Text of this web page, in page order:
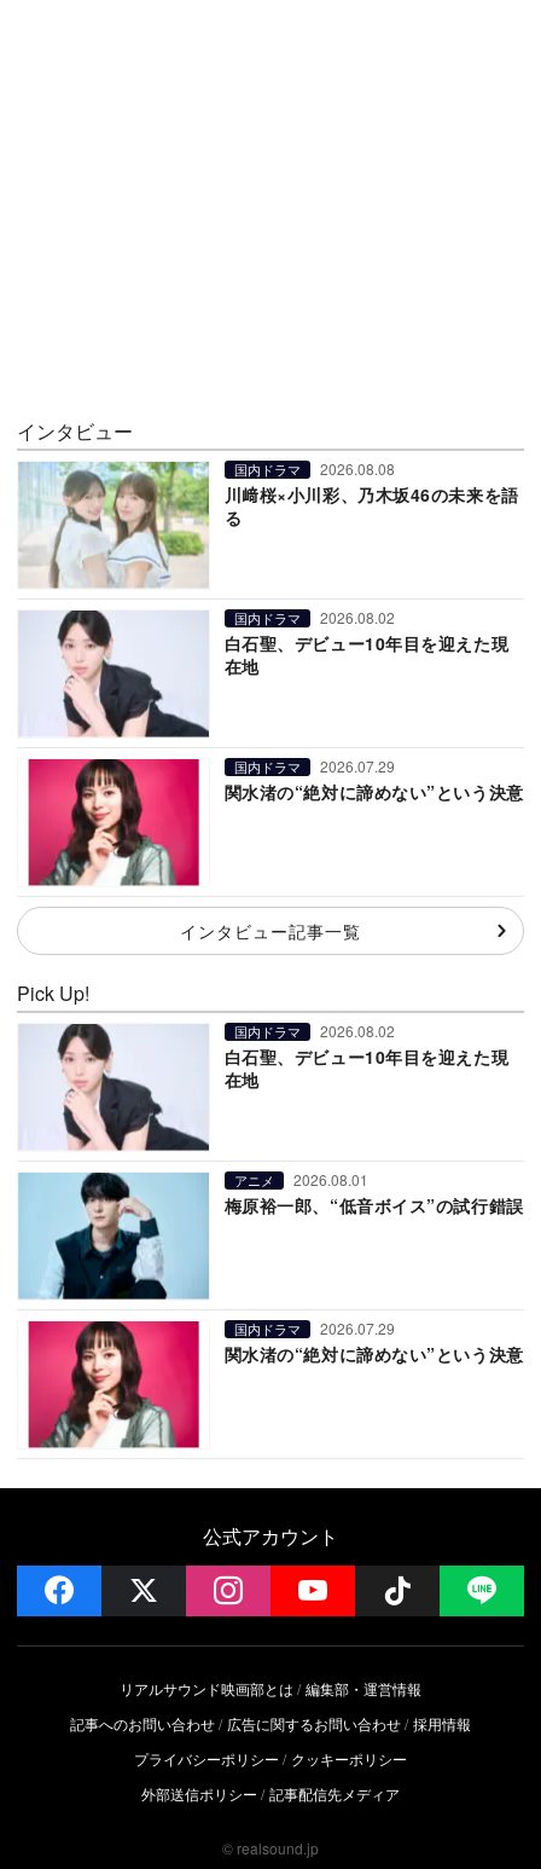
インタビュー
国内ドラマ 2026.08.08
川﨑桜×小川彩、乃木坂46の未来を語
る
国内ドラマ 2026.08.02
白石聖、デビュー10年目を迎えた現
在地
国内ドラマ 2026.07.29
関水渚の“絶対に諦めない”という決意
インタビュー記事一覧
Pick Up!
国内ドラマ 2026.08.02
白石聖、デビュー10年目を迎えた現
在地
アニメ 2026.08.01
梅原裕一郎、“低音ボイス”の試行錯誤
国内ドラマ 2026.07.29
関水渚の“絶対に諦めない”という決意
公式アカウント
facebook instagramYouTube Follow
リアルサウンド映画部とは
編集部・運営情報
記事へのお問い合わせ
広告に関するお問い合わせ 採用情報
プライバシーポリシー
クッキーポリシー
外部送信ポリシー
記事配信先メディア
© realsound.jp